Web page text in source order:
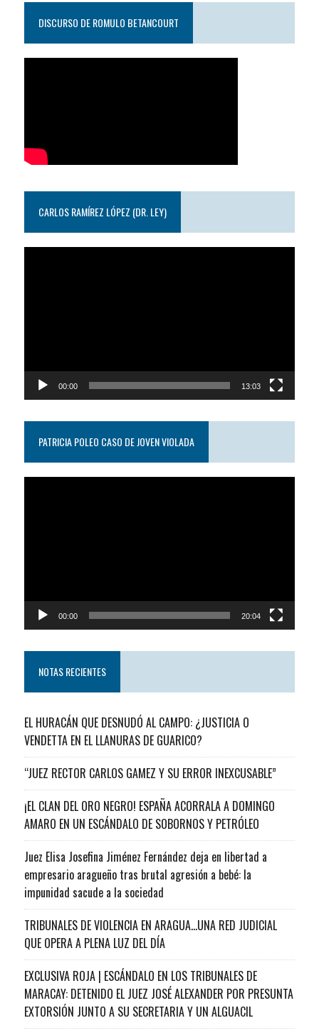
DISCURSO DE ROMULO BETANCOURT
CARLOS RAMÍREZ LÓPEZ (DR. LEY)
00:00 13:03
PATRICIA POLEO CASO DE JOVEN VIOLADA
00:00 20:04
NOTAS RECIENTES
EL HURACÁN QUE DESNUDÓ AL CAMPO: ¿JUSTICIA O
VENDETTA EN EL LLANURAS DE GUARICO?
“JUEZ RECTOR CARLOS GAMEZ Y SU ERROR INEXCUSABLE”
¡EL CLAN DEL ORO NEGRO! ESPAÑA ACORRALA A DOMINGO
AMARO EN UN ESCÁNDALO DE SOBORNOS Y PETRÓLEO
Juez Elisa Josefina Jiménez Fernández deja en libertad a
empresario aragueño tras brutal agresión a bebé: la
impunidad sacude a la sociedad
TRIBUNALES DE VIOLENCIA EN ARAGUA…UNA RED JUDICIAL
QUE OPERA A PLENA LUZ DEL DÍA
EXCLUSIVA ROJA | ESCÁNDALO EN LOS TRIBUNALES DE
MARACAY: DETENIDO EL JUEZ JOSÉ ALEXANDER POR PRESUNTA
EXTORSIÓN JUNTO A SU SECRETARIA Y UN ALGUACIL